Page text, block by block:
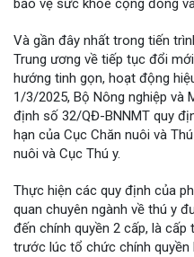
bảo vệ sức khỏe cộng đồng
Và gần đây nhất trong tiến
Trung ương về tiếp tục đổi
hướng tinh gọn, hoạt động
1/3/2025, Bộ Nông nghiệp và
định số 32/QĐ-BNNMT quy
hạn của Cục Chăn nuôi và
nuôi và Cục Thú y.
Thực hiện các quy định của
quan chuyên ngành về thú y
đến chính quyền 2 cấp, là
trước lúc tổ chức chính quyền